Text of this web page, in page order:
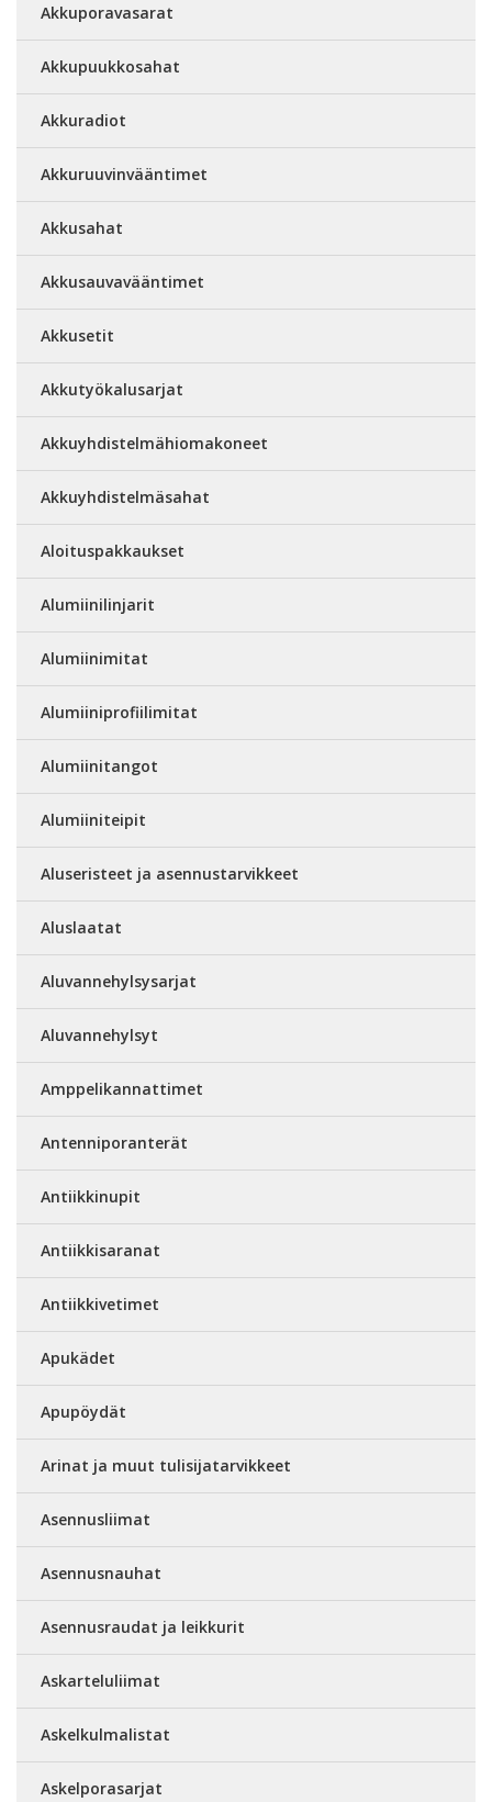
Akkuporavasarat
Akkupuukkosahat
Akkuradiot
Akkuruuvinvääntimet
Akkusahat
Akkusauvavääntimet
Akkusetit
Akkutyökalusarjat
Akkuyhdistelmähiomakoneet
Akkuyhdistelmäsahat
Aloituspakkaukset
Alumiinilinjarit
Alumiinimitat
Alumiiniprofiilimitat
Alumiinitangot
Alumiiniteipit
Aluseristeet ja asennustarvikkeet
Aluslaatat
Aluvannehylsysarjat
Aluvannehylsyt
Amppelikannattimet
Antenniporanterät
Antiikkinupit
Antiikkisaranat
Antiikkivetimet
Apukädet
Apupöydät
Arinat ja muut tulisijatarvikkeet
Asennusliimat
Asennusnauhat
Asennusraudat ja leikkurit
Askarteluliimat
Askelkulmalistat
Askelporasarjat